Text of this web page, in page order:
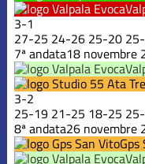
3-1
27-25 24-26 25-20 25-
7ª andata18 novembre
3-2
25-19 21-25 18-25 25-
8ª andata26 novembre
Gps